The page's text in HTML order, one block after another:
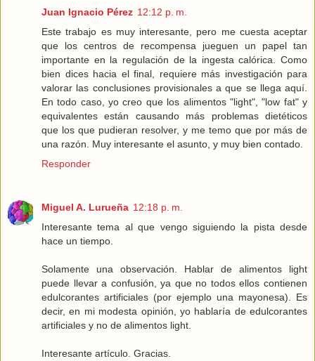
Juan Ignacio Pérez 12:12 p. m.
Este trabajo es muy interesante, pero me cuesta aceptar
que los centros de recompensa jueguen un papel tan
importante en la regulación de la ingesta calórica. Como
bien dices hacia el final, requiere más investigación para
valorar las conclusiones provisionales a que se llega aquí.
En todo caso, yo creo que los alimentos "light", "low fat" y
equivalentes están causando más problemas dietéticos
que los que pudieran resolver, y me temo que por más de
una razón. Muy interesante el asunto, y muy bien contado.
Responder
Miguel A. Lurueña 12:18 p. m.
Interesante tema al que vengo siguiendo la pista desde
hace un tiempo.
Solamente una observación. Hablar de alimentos light
puede llevar a confusión, ya que no todos ellos contienen
edulcorantes artificiales (por ejemplo una mayonesa). Es
decir, en mi modesta opinión, yo hablaría de edulcorantes
artificiales y no de alimentos light.
Interesante artículo. Gracias.